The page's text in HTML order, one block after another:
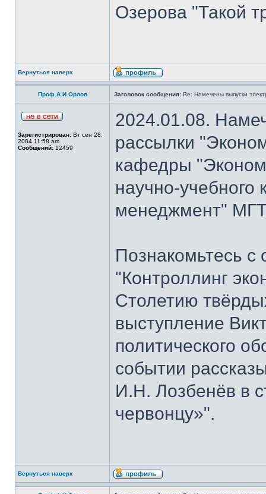
Озерова "Такой
Вернуться наверх
Проф.А.И.Орлов Заголовок сообщения: Re: Намечены выпуски
Зарегистрирован: Вт сен 28,
2004 11:58 am
Сообщений: 12459
2024.01.08.
рассылки
кафедры
научно-
менеджмент"
Познакомьтесь
"Контроллинг
Столетию
выступление
политического
событии
И.Н. Лозбенёв в
червонцу»".
Вернуться наверх